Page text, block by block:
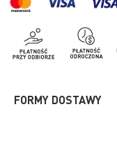
FORMY DOSTAWY